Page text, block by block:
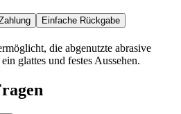
Einfache Rückgabe
die abgenutzte abrasive
glattes und festes Aussehen.